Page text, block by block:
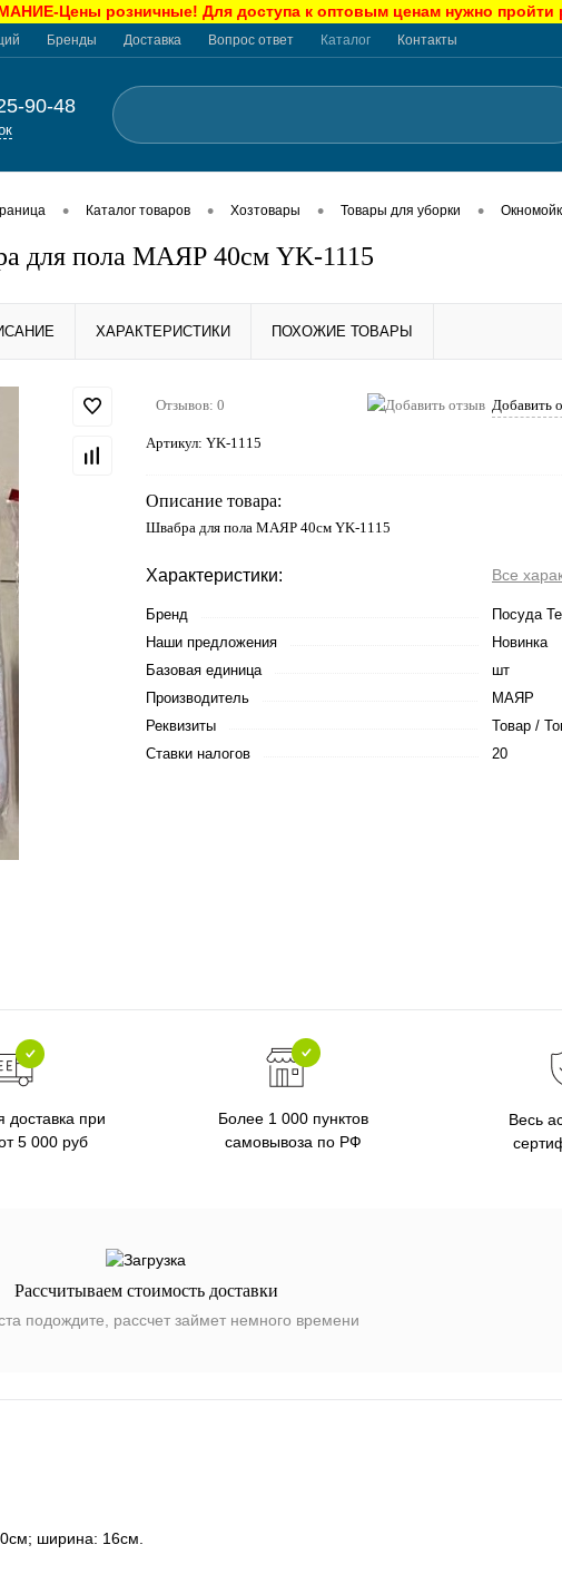
Цены розничные! Для доступа к оптовым ценам нужно пройти
Бренды Доставка Вопрос ответ Каталог Контакты
90-48
• Каталог товаров • Хозтовары • Товары для уборки •
для пола МАЯР 40см YK-1115
ХАРАКТЕРИСТИКИ ПОХОЖИЕ ТОВАРЫ
Отзывов: 0 Добавить
Артикул: YK-1115
Описание товара:
Швабра для пола МАЯР 40см YK-1115
Характеристики: Все
Бренд
Посуда
Наши предложения
Новинка
Базовая единица
шт
Производитель
МАЯР
Реквизиты
Товар /
Ставки налогов
20
доставка при
5 000 руб
Более 1 000 пунктов
самовывоза по РФ
Весь
Рассчитываем стоимость доставки
подождите, рассчет займет немного времени
ширина: 16см.